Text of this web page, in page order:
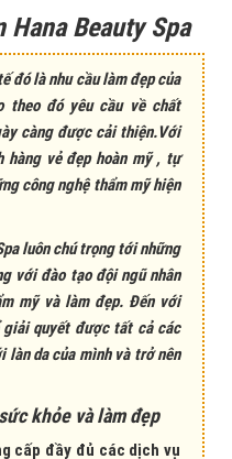
Hana Beauty Spa
đó là nhu cầu làm đẹp của
theo đó yêu cầu về chất
càng được cải thiện.Với
hàng vẻ đẹp hoàn mỹ , tự
công nghệ thẩm mỹ hiện
luôn chú trọng tới những
với đào tạo đội ngũ nhân
mỹ và làm đẹp. Đến với
giải quyết được tất cả các
làn da của mình và trở nên
khỏe và làm đẹp
cấp đầy đủ các dịch vụ